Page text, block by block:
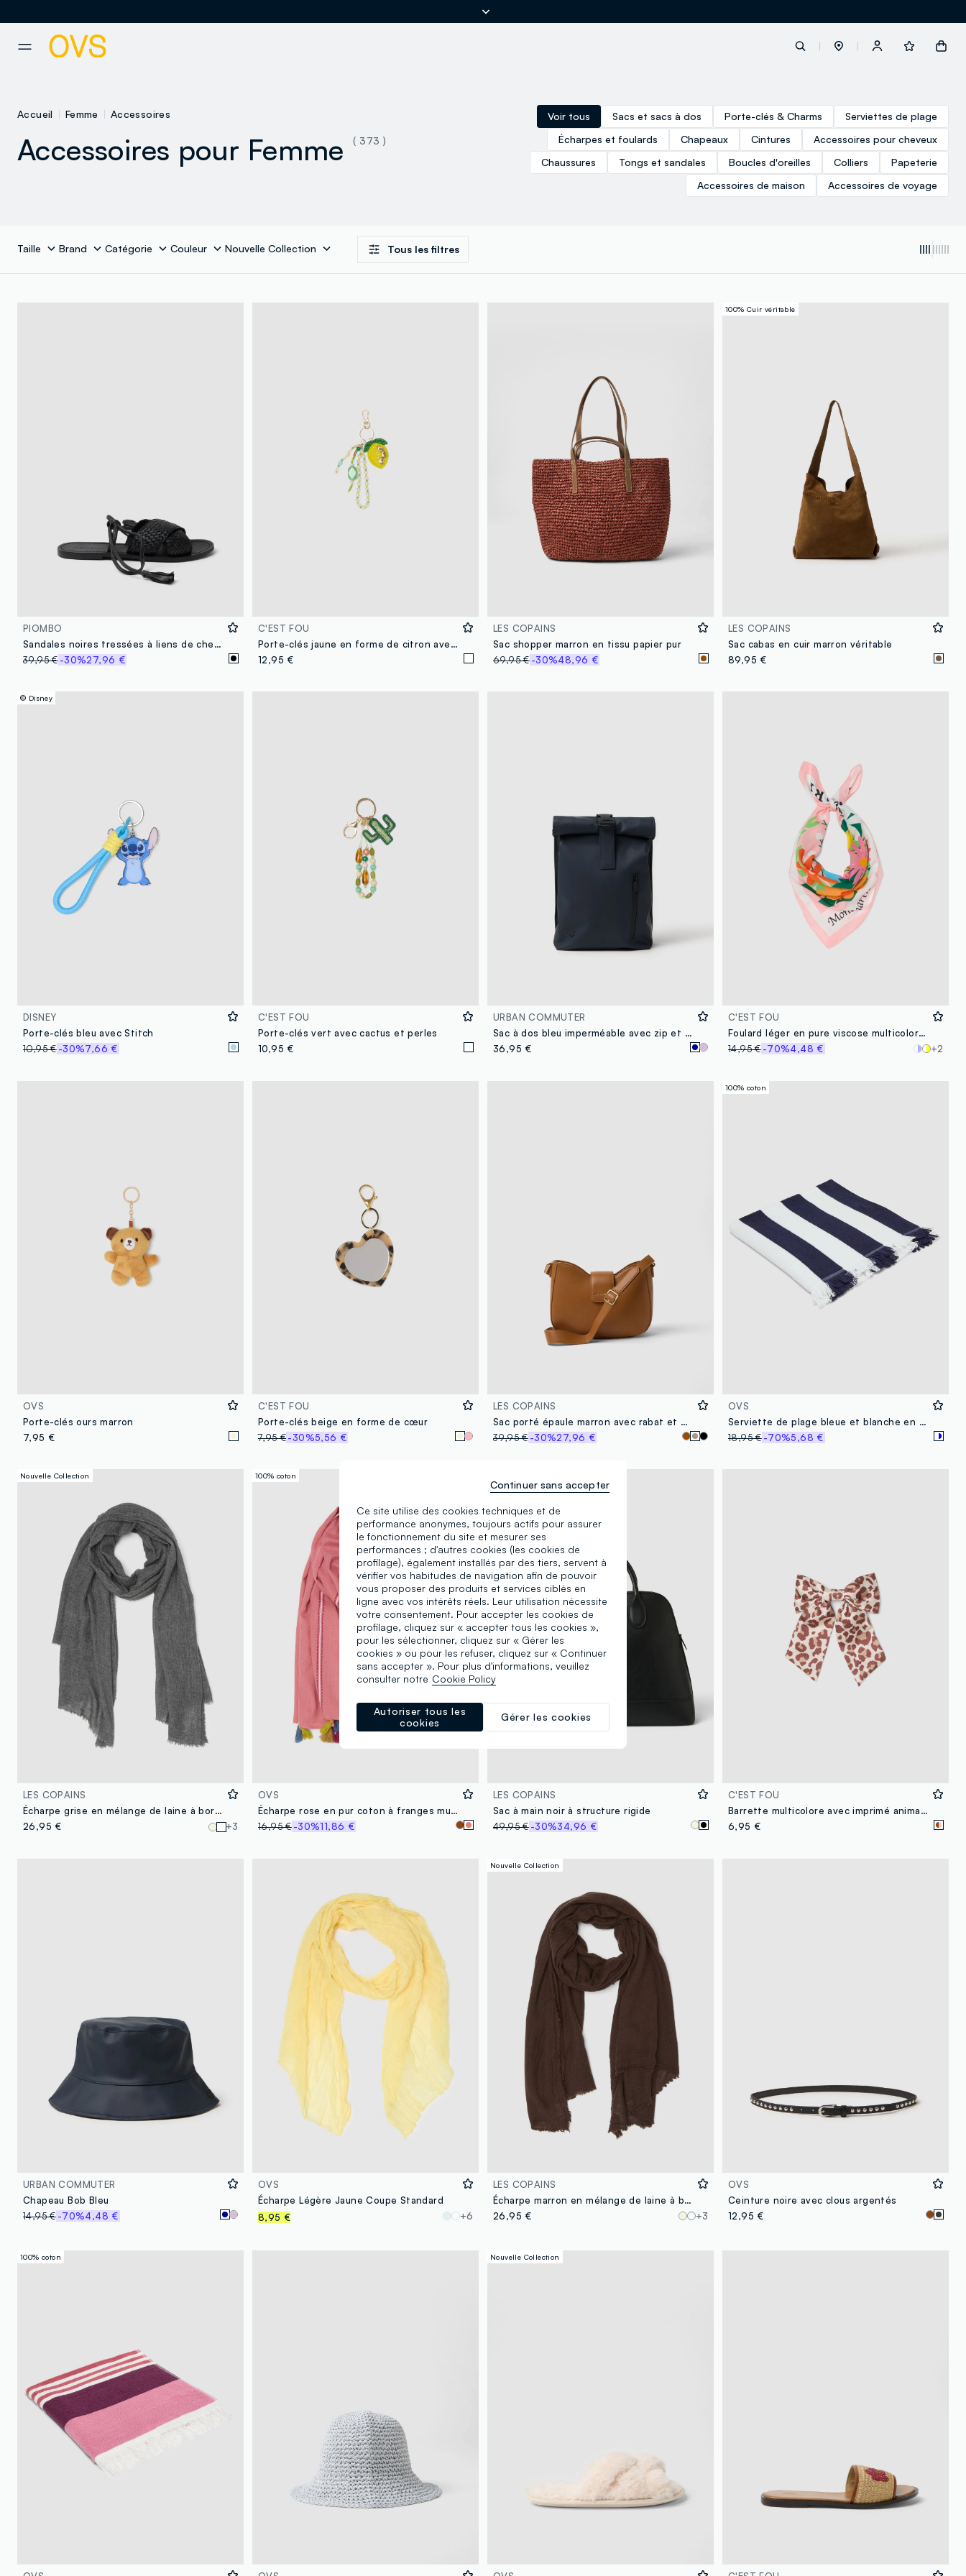
label.account.login
button.loginandregister
button.order.tracking
Accueil Femme Accessoires
Accessoires pour Femme ( 373 )
Voir tous Sacs et sacs à dos Porte-clés & Charms
Serviettes de plage
Écharpes et foulards
Chapeaux Cintures
Accessoires pour cheveux
Chaussures
Tongs et sandales Boucles d'oreilles Colliers
Papeterie
Accessoires de maison
Accessoires de voyage
Taille Brand Catégorie Couleur Nouvelle Collection Tous les filtres
PIOMBO
Sandales noires tressées à liens de cheville
39,95 €-30%27,96 €
C'EST FOU
Porte-clés jaune en forme de citron avec perles
12,95 €
LES COPAINS
Sac shopper marron en tissu papier pur
69,95 €-30%48,96 €
100% Cuir véritable
LES COPAINS
Sac cabas en cuir marron véritable
89,95 €
© Disney
DISNEY
Porte-clés bleu avec Stitch
10,95 €-30%7,66 €
C'EST FOU
Porte-clés vert avec cactus et perles
10,95 €
URBAN COMMUTER
Sac à dos bleu imperméable avec zip et poche frontale
36,95 €
C'EST FOU
Foulard léger en pure viscose multicolore avec motif floral
14,95 €-70%4,48 € +2
OVS
Porte-clés ours marron
7,95 €
C'EST FOU
Porte-clés beige en forme de cœur
7,95 €-30%5,56 €
LES COPAINS
Sac porté épaule marron avec rabat et bandoulière réglable
39,95 €-30%27,96 €
100% coton
OVS
Serviette de plage bleue et blanche en pur coton avec franges
18,95 €-70%5,68 €
Nouvelle Collection
LES COPAINS
Écharpe grise en mélange de laine à bords frangés
26,95 €
+3
100% coton
OVS
Écharpe rose en pur coton à franges multicolores
16,95 €-30%11,86 €
LES COPAINS
Sac à main noir à structure rigide
49,95 €-30%34,96 €
C'EST FOU
Barrette multicolore avec imprimé animalier
6,95 €
URBAN COMMUTER
Chapeau Bob Bleu
14,95 €-70%4,48 €
OVS
Écharpe Légère Jaune Coupe Standard
8,95 €
+6
Nouvelle Collection
LES COPAINS
Écharpe marron en mélange de laine à bords frangés
26,95 €
+3
OVS
Ceinture noire avec clous argentés
12,95 €
100% coton Nouvelle Collection
Ce site utilise des cookies techniques et de
performance anonymes, toujours actifs pour assurer
le fonctionnement du site et mesurer ses
performances ; d'autres cookies (les cookies de
profilage), également installés par des tiers, servent à
vérifier vos habitudes de navigation afin de pouvoir
vous proposer des produits et services ciblés en
ligne avec vos intérêts réels. Leur utilisation nécessite
votre consentement. Pour accepter les cookies de
profilage, cliquez sur « accepter tous les cookies »,
pour les sélectionner, cliquez sur « Gérer les
cookies » ou pour les refuser, cliquez sur « Continuer
sans accepter ». Pour plus d'informations, veuillez
consulter notre Cookie Policy
Gérer les cookies
Autoriser tous les
cookies
Continuer sans accepter